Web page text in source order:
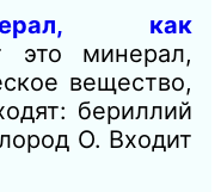
как
это минерал,
вещество,
бериллий
О. Входит